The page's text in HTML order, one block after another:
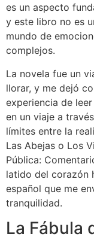
es un aspecto
y este libro no es
mundo de
complejos.
La novela fue un
llorar, y me dejó
experiencia de
en un viaje a
límites entre la
Las Abejas o Los
Pública:
latido del corazón
español que me
tranquilidad.
La Fábula